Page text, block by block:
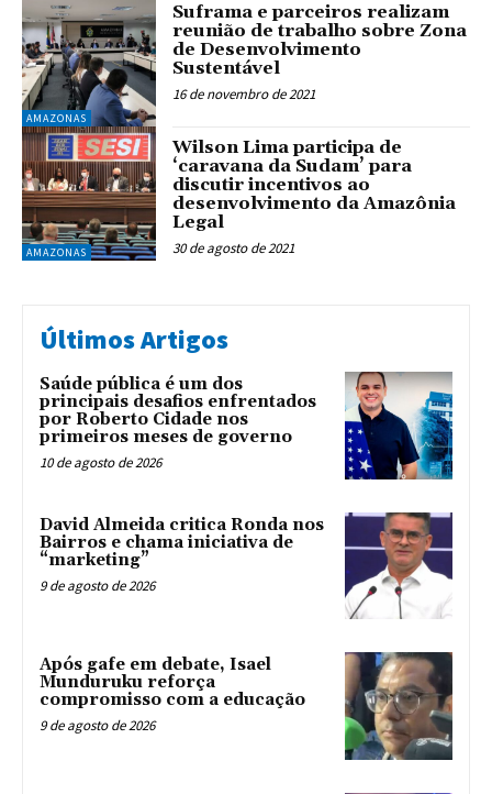
AMAZONAS
Suframa e parceiros realizam
reunião de trabalho sobre Zona
de Desenvolvimento
Sustentável
16 de novembro de 2021
AMAZONAS
Wilson Lima participa de
‘caravana da Sudam’ para
discutir incentivos ao
desenvolvimento da Amazônia
Legal
30 de agosto de 2021
Últimos Artigos
Saúde pública é um dos
principais desafios enfrentados
por Roberto Cidade nos
primeiros meses de governo
10 de agosto de 2026
David Almeida critica Ronda nos
Bairros e chama iniciativa de
“marketing”
9 de agosto de 2026
Após gafe em debate, Isael
Munduruku reforça
compromisso com a educação
9 de agosto de 2026